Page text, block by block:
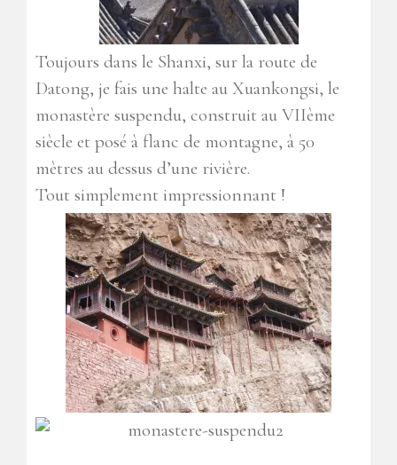
Toujours dans le Shanxi, sur la route de
Datong, je fais une halte au Xuankongsi, le
monastère suspendu, construit au VIIème
siècle et posé à flanc de montagne, à 50
mètres au dessus d’une rivière.
Tout simplement impressionnant !